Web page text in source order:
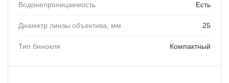
Водонепроницаемость Есть
Диаметр линзы объектива, мм 25
Тип бинокля Компактный